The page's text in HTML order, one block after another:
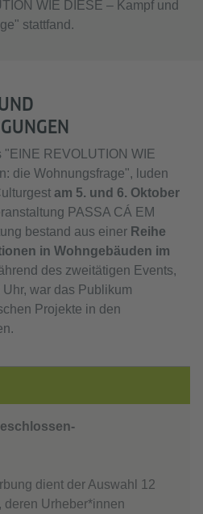
WIE DIESE – Kampf und
stattfand.
"EINE REVOLUTION WIE
die Wohnungsfrage", luden
am 5. und 6. Oktober
PASSA CÁ EM
bestand aus einer Reihe
in Wohngebäuden im
des zweitätigen Events,
war das Publikum
Projekte in den
dient der Auswahl 12
deren Urheber*innen